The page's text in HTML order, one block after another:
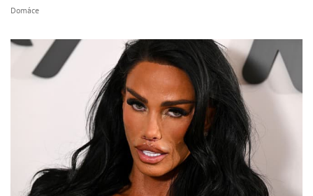
Domáce